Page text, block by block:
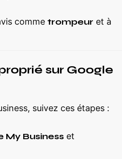
comme trompeur et à
sur Google
suivez ces étapes :
Business et